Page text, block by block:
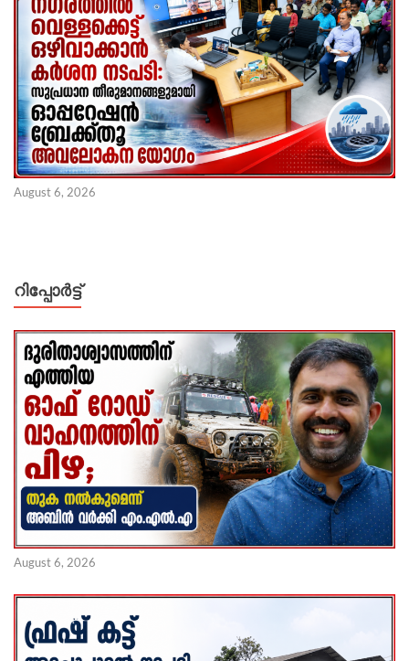
August 6, 2026
റിപ്പോര്‍ട്ട്
August 6, 2026